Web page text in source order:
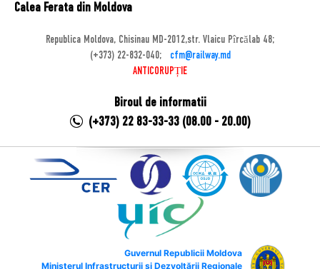
Calea Ferata din Moldova
Republica Moldova, Chisinau MD-2012,str. Vlaicu Pîrcălab 48;
(+373) 22-832-040;
cfm@railway.md
ANTICORUPȚIE
Biroul de informatii
(+373) 22 83-33-33 (08.00 - 20.00)
Guvernul Republicii Moldova
Ministerul Infrastructurii și Dezvoltării Regionale